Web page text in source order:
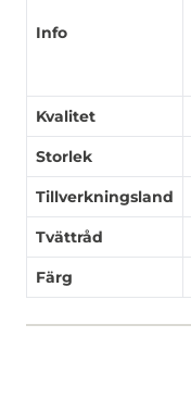
Info
Kvalitet
Storlek
Tillverkningsland
Tvättråd
Färg